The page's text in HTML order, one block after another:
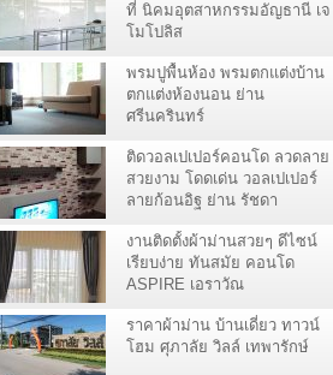
ที่ นิคมอุตสาหกรรมอัญธานี เจ
โมโปลิส
พรมปูพื้นห้อง พรมตกแต่งบ้าน
ตกแต่งห้องนอน ย่าน
ศรีนครินทร์
ติดวอลเปเปอร์คอนโด ลวดลาย
สวยงาม โดดเด่น วอลเปเปอร์
ลายก้อนอิฐ ย่าน รัชดา
งานติดตั้งผ้าม่านสวยๆ ดีไซน์
เรียบง่าย ทันสมัย คอนโด
ASPIRE เอราวัณ
ราคาผ้าม่าน บ้านเดี่ยว ทาวน์
โฮม ศุภาลัย วิลล์ เทพารักษ์